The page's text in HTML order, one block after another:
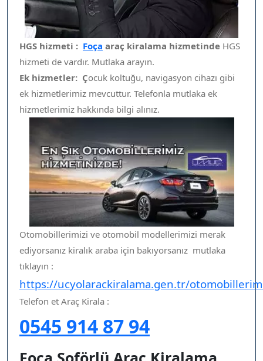
HGS hizmeti : Foça araç kiralama hizmetinde HGS
hizmeti de vardır. Mutlaka arayın.
Ek hizmetler: Çocuk koltuğu, navigasyon cihazı gibi
ek hizmetlerimiz mevcuttur. Telefonla mutlaka ek
hizmetlerimiz hakkında bilgi alınız.
Otomobillerimizi ve otomobil modellerimizi merak
ediyorsanız kiralık araba için bakıyorsanız mutlaka
tıklayın :
https://ucyolarackiralama.gen.tr/
Telefon et Araç Kirala :
0545 914 87 94